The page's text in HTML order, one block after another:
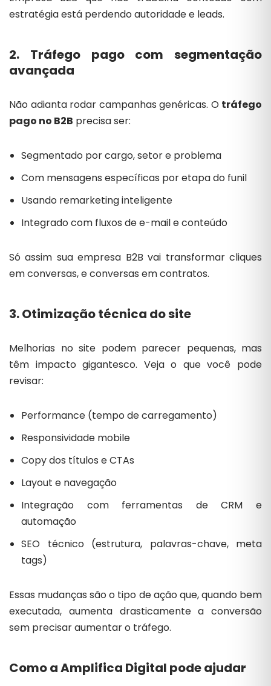
estratégia está perdendo autoridade e leads.
2. Tráfego pago com segmentação
avançada
Não adianta rodar campanhas genéricas. O tráfego
pago no B2B precisa ser:
Segmentado por cargo, setor e problema
Com mensagens específicas por etapa do funil
Usando remarketing inteligente
Integrado com fluxos de e-mail e conteúdo
Só assim sua empresa B2B vai transformar cliques
em conversas, e conversas em contratos.
3. Otimização técnica do site
Melhorias no site podem parecer pequenas, mas
têm impacto gigantesco. Veja o que você pode
revisar:
Performance (tempo de carregamento)
Responsividade mobile
Copy dos títulos e CTAs
Layout e navegação
Integração com ferramentas de CRM e
automação
SEO técnico (estrutura, palavras-chave, meta
tags)
Essas mudanças são o tipo de ação que, quando bem
executada, aumenta drasticamente a conversão
sem precisar aumentar o tráfego.
Como a Amplifica Digital pode ajudar